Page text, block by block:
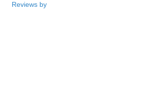
Reviews by